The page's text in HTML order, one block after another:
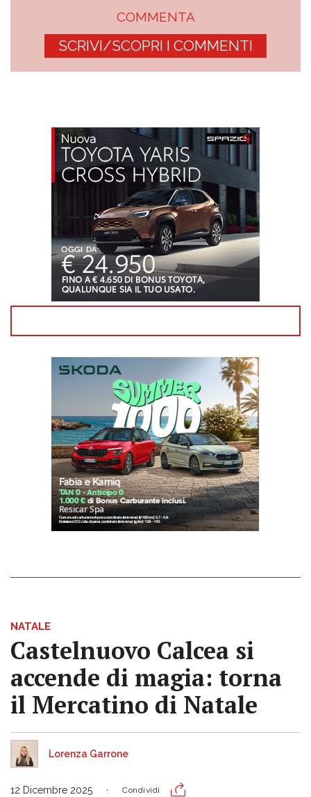
COMMENTA
SCRIVI/SCOPRI I COMMENTI
NATALE
Castelnuovo Calcea si
accende di magia: torna
il Mercatino di Natale
Lorenza Garrone
12 Dicembre 2025 Condividi